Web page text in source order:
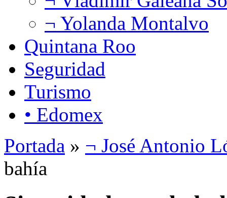
¬ Yolanda Montalvo
Quintana Roo
Seguridad
Turismo
• Edomex
Portada » ¬ José Antonio
bahía